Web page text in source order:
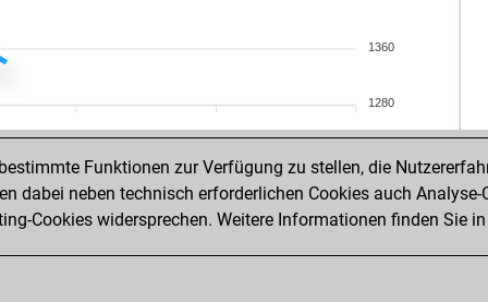
1360
1280
Funktionen zur Verfügung zu stellen, die
dabei neben technisch erforderlichen Cookies auch
Cookies widersprechen. Weitere Informationen finden Sie